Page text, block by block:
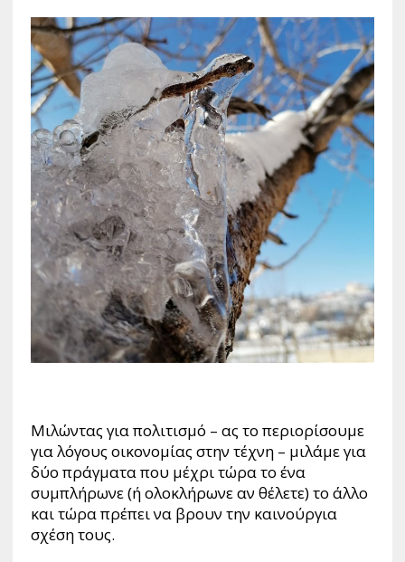
Μιλώντας για πολιτισμό – ας το περιορίσουμε
για λόγους οικονομίας στην τέχνη – μιλάμε για
δύο πράγματα που μέχρι τώρα το ένα
συμπλήρωνε (ή ολοκλήρωνε αν θέλετε) το άλλο
και τώρα πρέπει να βρουν την καινούργια
σχέση τους.